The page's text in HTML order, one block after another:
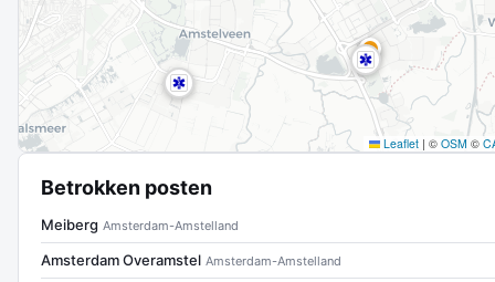
Leaflet | © OSM ©
Betrokken posten
Meiberg Amsterdam-Amstelland
Amsterdam Overamstel Amsterdam-Amstelland